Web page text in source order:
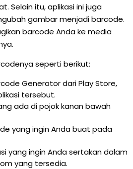
Selain itu, aplikasi ini juga
gambar menjadi barcode.
barcode Anda ke media
seperti berikut:
Generator dari Play Store,
tersebut.
ada di pojok kanan bawah
yang ingin Anda buat pada
yang ingin Anda sertakan dalam
yang tersedia.